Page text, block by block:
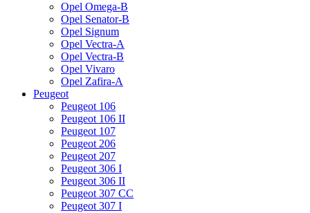
Opel Omega-B
Opel Senator-B
Opel Signum
Opel Vectra-A
Opel Vectra-B
Opel Vivaro
Opel Zafira-A
Peugeot
Peugeot 106
Peugeot 106 II
Peugeot 107
Peugeot 206
Peugeot 207
Peugeot 306 I
Peugeot 306 II
Peugeot 307 CC
Peugeot 307 I